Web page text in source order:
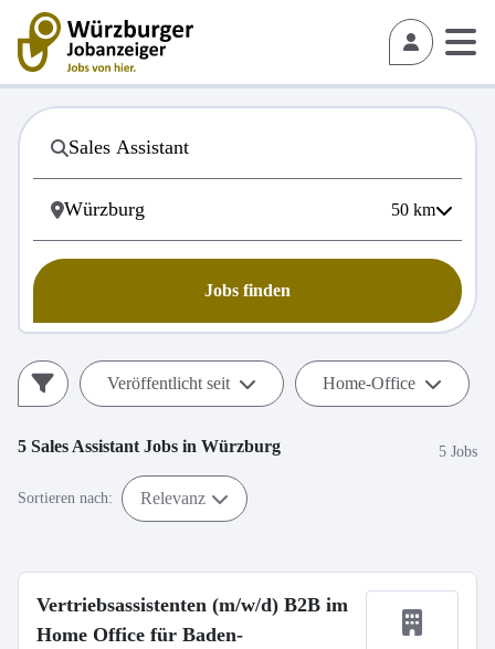
50 km
Jobs finden
Veröffentlicht seit Home-Office
5 Sales Assistant Jobs in Würzburg 5 Jobs
Sortieren nach: Relevanz
Vertriebsassistenten (m/w/d) B2B im
Home Office für Baden-